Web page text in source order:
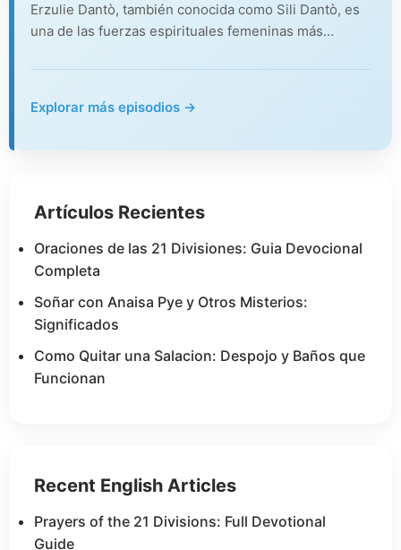
Erzulie Dantò, también conocida como Sili Dantò, es
una de las fuerzas espirituales femeninas más…
Explorar más episodios →
Artículos Recientes
Oraciones de las 21 Divisiones: Guia Devocional
Completa
Soñar con Anaisa Pye y Otros Misterios:
Significados
Como Quitar una Salacion: Despojo y Baños que
Funcionan
Recent English Articles
Prayers of the 21 Divisions: Full Devotional
Guide